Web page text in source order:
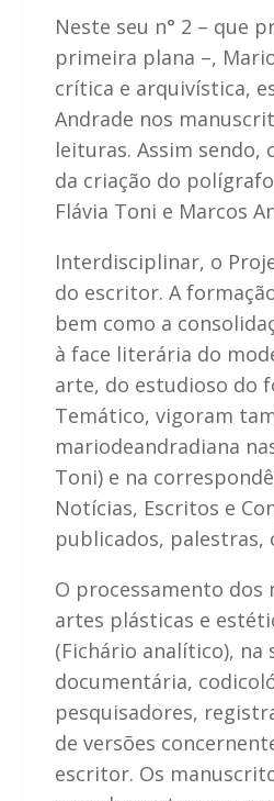
Neste seu n° 2 – que
primeira plana –,
crítica e arquivística,
Andrade nos
leituras. Assim sendo,
da criação do
Flávia Toni e Marcos
Interdisciplinar, o
do escritor. A
bem como a
à face literária do
arte, do estudioso do
Temático, vigoram
mariodeandradiana
Toni) e na
Notícias, Escritos e
publicados, palestras,
O processamento
artes plásticas e
(Fichário analítico), na
documentária,
pesquisadores,
de versões
escritor. Os